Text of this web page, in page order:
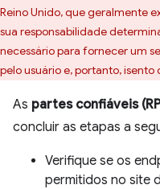
Reino Unido, que geralmente
sua responsabilidade
necessário para fornecer um
pelo usuário e, portanto,
As partes confiáveis
concluir as etapas a
Verifique se os
permitidos no site